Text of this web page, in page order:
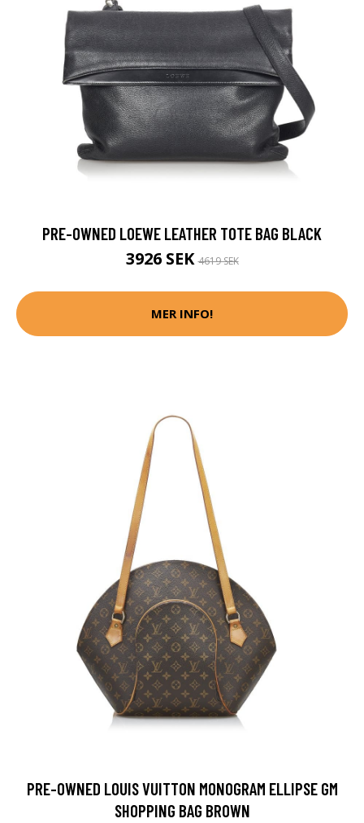
PRE-OWNED LOEWE LEATHER TOTE BAG BLACK
3926 SEK4619 SEK
MER INFO!
PRE-OWNED LOUIS VUITTON MONOGRAM ELLIPSE GM
SHOPPING BAG BROWN